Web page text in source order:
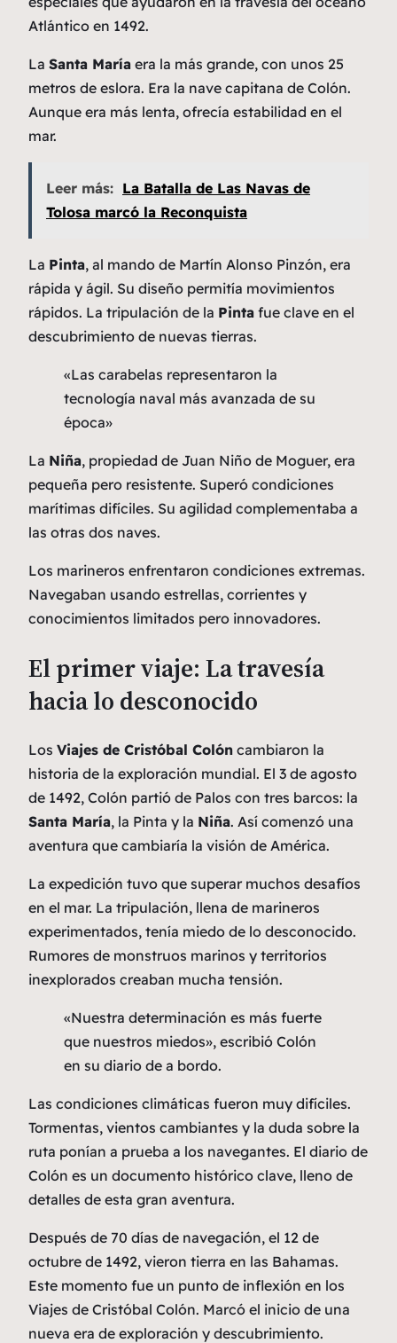
Atlántico en 1492.
La Santa María era la más grande, con unos 25
metros de eslora. Era la nave capitana de Colón.
Aunque era más lenta, ofrecía estabilidad en el
mar.
Leer más: La Batalla de Las Navas de
Tolosa marcó la Reconquista
La Pinta, al mando de Martín Alonso Pinzón, era
rápida y ágil. Su diseño permitía movimientos
rápidos. La tripulación de la Pinta fue clave en el
descubrimiento de nuevas tierras.
«Las carabelas representaron la
tecnología naval más avanzada de su
época»
La Niña, propiedad de Juan Niño de Moguer, era
pequeña pero resistente. Superó condiciones
marítimas difíciles. Su agilidad complementaba a
las otras dos naves.
Los marineros enfrentaron condiciones extremas.
Navegaban usando estrellas, corrientes y
conocimientos limitados pero innovadores.
El primer viaje: La travesía
hacia lo desconocido
Los Viajes de Cristóbal Colón cambiaron la
historia de la exploración mundial. El 3 de agosto
de 1492, Colón partió de Palos con tres barcos: la
Santa María, la Pinta y la Niña. Así comenzó una
aventura que cambiaría la visión de América.
La expedición tuvo que superar muchos desafíos
en el mar. La tripulación, llena de marineros
experimentados, tenía miedo de lo desconocido.
Rumores de monstruos marinos y territorios
inexplorados creaban mucha tensión.
«Nuestra determinación es más fuerte
que nuestros miedos», escribió Colón
en su diario de a bordo.
Las condiciones climáticas fueron muy difíciles.
Tormentas, vientos cambiantes y la duda sobre la
ruta ponían a prueba a los navegantes. El diario de
Colón es un documento histórico clave, lleno de
detalles de esta gran aventura.
Después de 70 días de navegación, el 12 de
octubre de 1492, vieron tierra en las Bahamas.
Este momento fue un punto de inflexión en los
Viajes de Cristóbal Colón. Marcó el inicio de una
nueva era de exploración y descubrimiento.